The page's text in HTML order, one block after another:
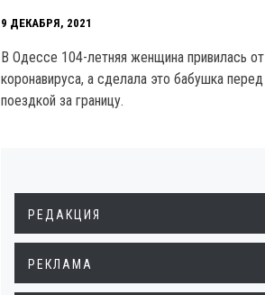
9 ДЕКАБРЯ, 2021
В Одессе 104-летняя женщина привилась от
коронавируса, а сделала это бабушка перед
поездкой за границу.
РЕДАКЦИЯ
РЕКЛАМА